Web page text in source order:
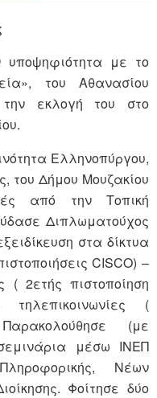
με το
του Αθανασίου
εκλογή του στο
Ελληνοπύργου,
του Δήμου Μουζακίου
από την Τοπική
Διπλωματούχος
στα δίκτυα
CISCO) –
( 2ετής πιστοποίηση
(
(με
μέσω ΙΝΕΠ
Νέων
Φοίτησε δύο